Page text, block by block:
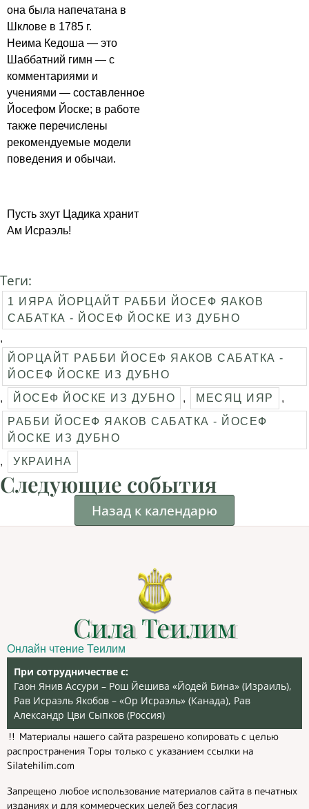
она была напечатана в
Шклове в 1785 г.
Неима Кедоша — это
Шаббатний гимн — с
комментариями и
учениями — составленное
Йосефом Йоске; в работе
также перечислены
рекомендуемые модели
поведения и обычаи.
Пусть зхут Цадика хранит
Ам Исраэль!
Теги:
1 ИЯРА ЙОРЦАЙТ РАББИ ЙОСЕФ ЯАКОВ
САБАТКА - ЙОСЕФ ЙОСКЕ ИЗ ДУБНО
,
ЙОРЦАЙТ РАББИ ЙОСЕФ ЯАКОВ САБАТКА -
ЙОСЕФ ЙОСКЕ ИЗ ДУБНО
,
ЙОСЕФ ЙОСКЕ ИЗ ДУБНО , МЕСЯЦ ИЯР
,
РАББИ ЙОСЕФ ЯАКОВ САБАТКА - ЙОСЕФ
ЙОСКЕ ИЗ ДУБНО
,
УКРАИНА
Следующие события
Назад к календарю
Сила Теилим
Онлайн чтение Теилим
При сотрудничестве с:
Гаон Янив Ассури – Рош Йешива «Йодей Бина» (Израиль),
Рав Исраэль Якобов – «Ор Исраэль» (Канада), Рав
Александр Цви Сыпков (Россия)
‼️ Материалы нашего сайта разрешено копировать с целью
распространения Торы только с указанием ссылки на
Silatehilim.com
Запрещено любое использование материалов сайта в печатных
изданиях и для коммерческих целей без согласия